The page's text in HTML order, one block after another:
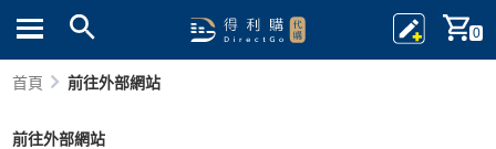
0
首頁 前往外部網站
前往外部網站